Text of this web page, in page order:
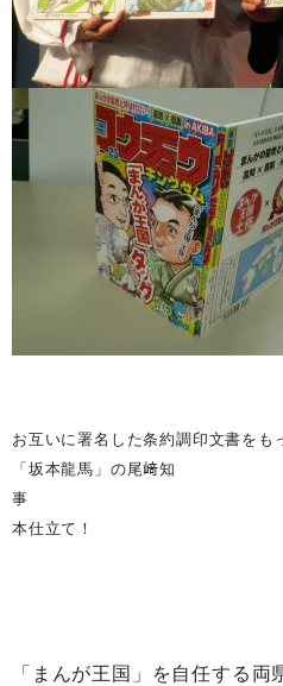
お互いに署名した条約調印文書をも
「坂本龍馬」の尾﨑知
事 調印文
本仕立て！
「まんが王国」を自任する